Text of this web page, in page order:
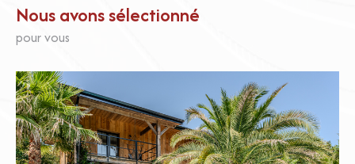
Nous avons sélectionné
pour vous